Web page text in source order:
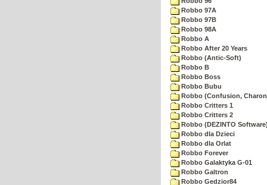
Robbo 97A
Robbo 97B
Robbo 98A
Robbo A
Robbo After 20 Years
Robbo (Antic-Soft)
Robbo B
Robbo Boss
Robbo Bubu
Robbo (Confusion,
Robbo Critters 1
Robbo Critters 2
Robbo (DEZINTO
Robbo dla Dzieci
Robbo dla Orlat
Robbo Forever
Robbo Galaktyka G-01
Robbo Galtron
Robbo Gedzior84